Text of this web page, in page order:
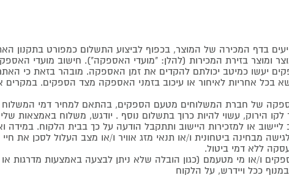
בדף המכירה של המוצר, בכפוף לביצוע התשלום כמפורט בתקנון
ומוצר בזירת המכירות (להלן: "מועדי האספקה"). חישוב מועדי
יעשו כמיטב יכולתם להקדים את זמן האספקה. מובהר בזאת כי
בכל אחריות לאיחור או עיכוב בזמני האספקה מצד הספקים. במקרים
של חברת המשלוחים מטעם הספקים, בהתאם למחיר דמי המשלוח
הירוק, עשוי להיות כרוך בתשלום נוסף . יודגש, משלוח באמצאות
ליישוב או למזכירות היישוב ותתקבל הודעה על כך בבית הלקוח.
מבחינה ביטחונית ו/או תנאי מזג אוויר ו/או מצב העלול לסכן את
ללא דמי ביטול.
ו/או מי מטעמם (כגון הובלה שלא ניתן לבצעה באמצעות מדרגות
ככל ויידרש, על הלקוח